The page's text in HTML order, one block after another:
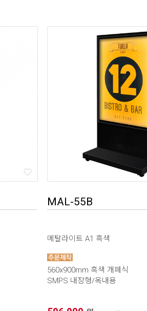
MAL-55B
메탈라이트 A1 흑색
560x900mm 흑색 개폐식
SMPS 내장형/옥내용